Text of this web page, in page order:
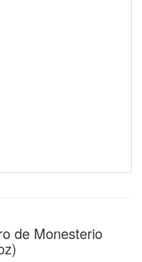
de Monesterio